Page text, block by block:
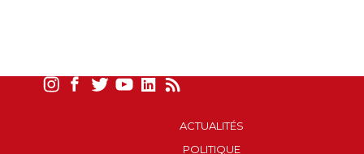
ACTUALITÉS
POLITIQUE